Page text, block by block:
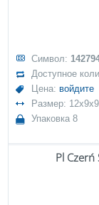
Символ:
Доступное
Цена: войдите
Размер: 12x9x9
Упаковка 8
Pl Czerń